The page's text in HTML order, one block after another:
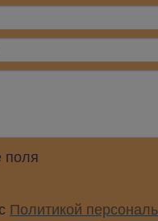
поля
Политикой